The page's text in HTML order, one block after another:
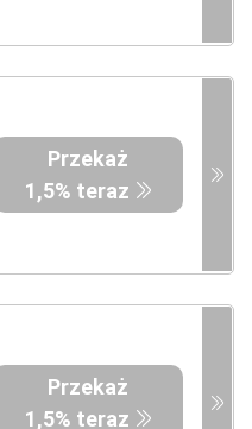
Przekaż
1,5% teraz
Przekaż
1,5% teraz